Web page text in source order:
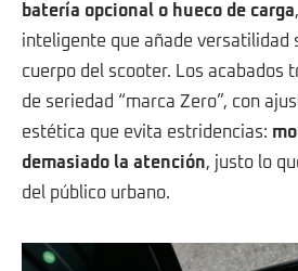
batería opcional o hueco de carga
inteligente que añade versatilidad
cuerpo del scooter. Los acabados
de seriedad “marca Zero”, con
estética que evita estridencias:
demasiado la atención, justo lo
del público urbano.